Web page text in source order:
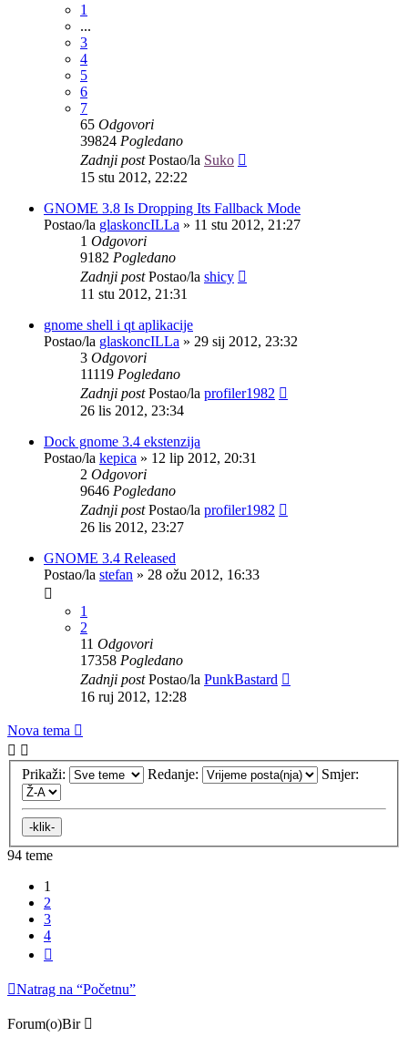
1
...
3
4
5
6
7
65 Odgovori
39824 Pogledano
Zadnji postPostao/la Suko
15 stu 2012, 22:22
GNOME 3.8 Is Dropping Its Fallback Mode
Postao/la glaskoncILLa » 11 stu 2012, 21:27
1 Odgovori
9182 Pogledano
Zadnji postPostao/la shicy
11 stu 2012, 21:31
gnome shell i qt aplikacije
Postao/la glaskoncILLa » 29 sij 2012, 23:32
3 Odgovori
11119 Pogledano
Zadnji postPostao/la profiler1982
26 lis 2012, 23:34
Dock gnome 3.4 ekstenzija
Postao/la kepica » 12 lip 2012, 20:31
2 Odgovori
9646 Pogledano
Zadnji postPostao/la profiler1982
26 lis 2012, 23:27
GNOME 3.4 Released
Postao/la stefan » 28 ožu 2012, 16:33
1
2
11 Odgovori
17358 Pogledano
Zadnji postPostao/la PunkBastard
16 ruj 2012, 12:28
Nova tema
Prikaži: Redanje: Smjer:
94 teme
1
2
3
4
Natrag na “Početnu”
Forum(o)Bir